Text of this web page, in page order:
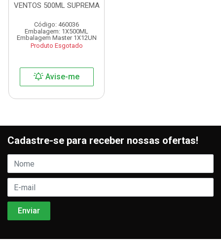
VENTOS 500ML SUPREMA
Código: 460036
Embalagem: 1X500ML
Embalagem Master 1X12UN
Produto Esgotado
Avise-me
Cadastre-se para receber nossas ofertas!